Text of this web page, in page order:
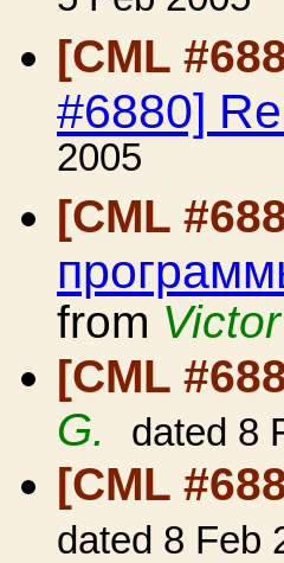
[CML
#6880]
2005
[CML
from
[CML
G. dated 8
[CML
dated 8 Feb